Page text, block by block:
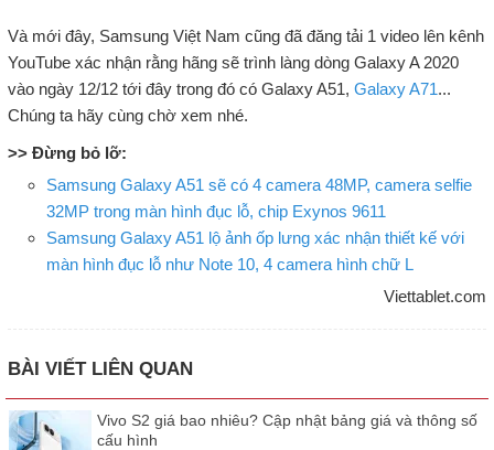
Và mới đây, Samsung Việt Nam cũng đã đăng tải 1 video lên kênh
YouTube xác nhận rằng hãng sẽ trình làng dòng Galaxy A 2020
vào ngày 12/12 tới đây trong đó có Galaxy A51, Galaxy A71...
Chúng ta hãy cùng chờ xem nhé.
>> Đừng bỏ lỡ:
Samsung Galaxy A51 sẽ có 4 camera 48MP, camera selfie
32MP trong màn hình đục lỗ, chip Exynos 9611
Samsung Galaxy A51 lộ ảnh ốp lưng xác nhận thiết kế với
màn hình đục lỗ như Note 10, 4 camera hình chữ L
Viettablet.com
BÀI VIẾT LIÊN QUAN
Vivo S2 giá bao nhiêu? Cập nhật bảng giá và thông số
cấu hình